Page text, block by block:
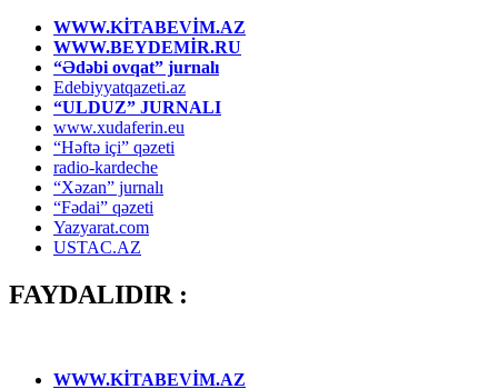
WWW.KİTABEVİM.AZ
WWW.BEYDEMİR.RU
“Ədəbi ovqat” jurnalı
Edebiyyatqazeti.az
“ULDUZ” JURNALI
www.xudaferin.eu
“Həftə içi” qəzeti
radio-kardeche
“Xəzan” jurnalı
“Fədai” qəzeti
Yazyarat.com
USTAC.AZ
FAYDALIDIR :
WWW.KİTABEVİM.AZ